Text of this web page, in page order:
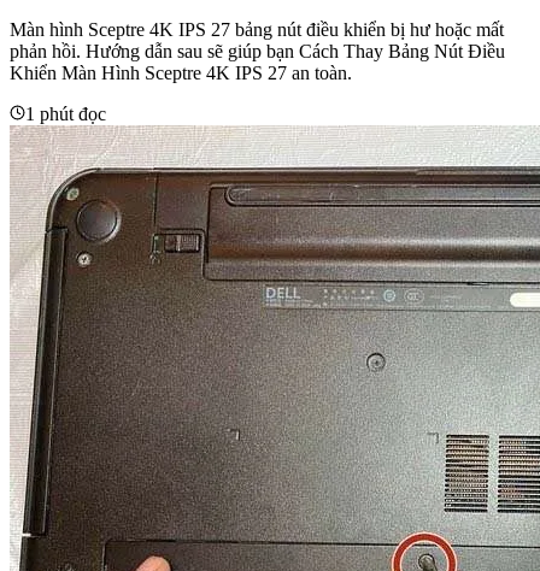
Màn hình Sceptre 4K IPS 27 bảng nút điều khiển bị hư hoặc mất
phản hồi. Hướng dẫn sau sẽ giúp bạn Cách Thay Bảng Nút Điều
Khiển Màn Hình Sceptre 4K IPS 27 an toàn.
1 phút đọc